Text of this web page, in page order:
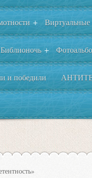
+
Библионочь +
и победили